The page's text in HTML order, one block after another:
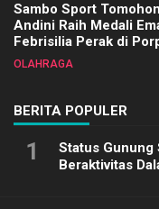
Sambo Sport
Andini Raih Medali
Febrisilia Perak di
Sulut 2025
OLAHRAGA
BERITA POPULER
1
Status Gunung
Beraktivitas